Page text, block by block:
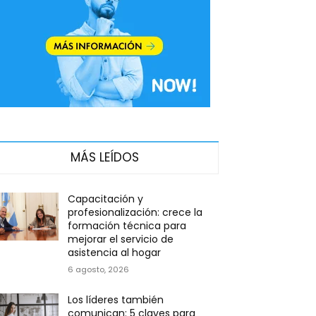
MÁS LEÍDOS
Capacitación y
profesionalización: crece la
formación técnica para
mejorar el servicio de
asistencia al hogar
6 agosto, 2026
Los líderes también
comunican: 5 claves para